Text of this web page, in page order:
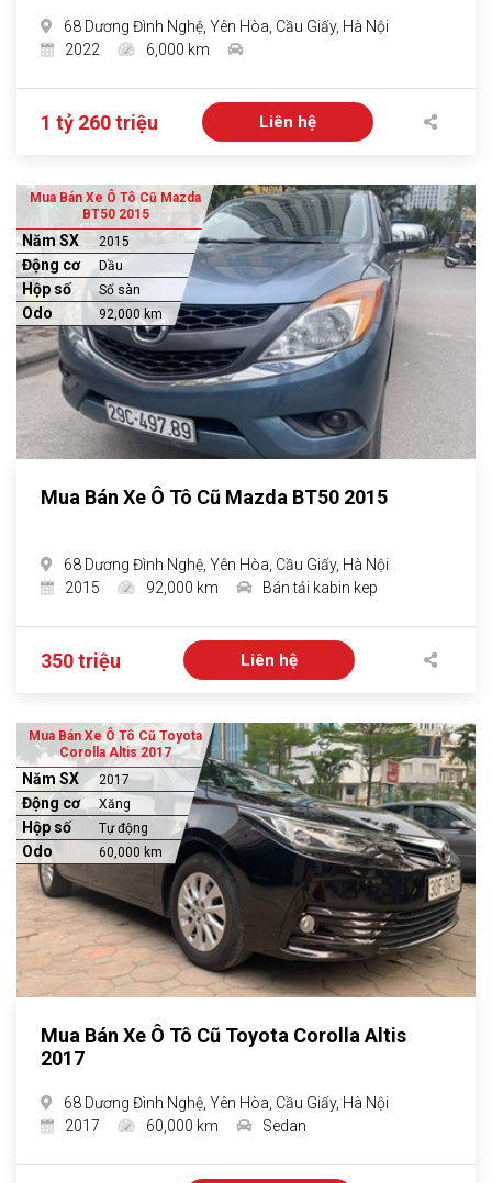
68 Dương Đình Nghệ, Yên Hòa, Cầu Giấy, Hà Nội
2022
6,000 km
1 tỷ 260 triệu Liên hệ
Mua Bán Xe Ô Tô Cũ Mazda
BT50 2015
Năm SX 2015
Động cơ Dầu
Hộp số Số sàn
Odo 92,000 km
Mua Bán Xe Ô Tô Cũ Mazda BT50 2015
68 Dương Đình Nghệ, Yên Hòa, Cầu Giấy, Hà Nội
2015
92,000 km Bán tải kabin kep
350 triệu Liên hệ
Mua Bán Xe Ô Tô Cũ Toyota
Corolla Altis 2017
Năm SX 2017
Động cơ Xăng
Hộp số Tự động
Odo 60,000 km
Mua Bán Xe Ô Tô Cũ Toyota Corolla Altis
2017
68 Dương Đình Nghệ, Yên Hòa, Cầu Giấy, Hà Nội
2017
60,000 km Sedan